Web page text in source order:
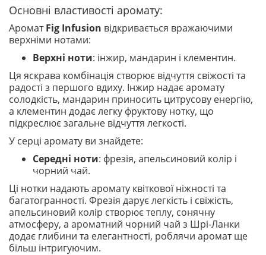
Основні властивості аромату:
АроматFig Infusion відкривається вражаючими
верхніми нотами:
Верхні ноти: інжир, мандарин і клементин.
Ця яскрава комбінація створює відчуття свіжості та
радості з першого вдиху. Інжир надає аромату
солодкість, мандарин приносить цитрусову енергію,
а клементин додає легку фруктову нотку, що
підкреслює загальне відчуття легкості.
У серці аромату ви знайдете:
Середні ноти: фрезія, апельсиновий колір і
чорний чай.
Ці нотки надають аромату квіткової ніжності та
багатогранності. Фрезія дарує легкість і свіжість,
апельсиновий колір створює теплу, сонячну
атмосферу, а ароматний чорний чай з Шрі-Ланки
додає глибини та елегантності, роблячи аромат ще
більш інтригуючим.